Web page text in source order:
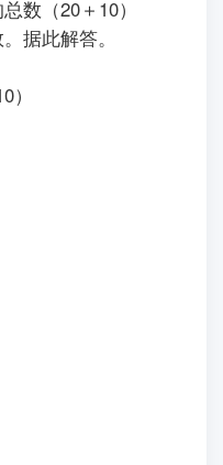
数（20＋10）
据此解答。